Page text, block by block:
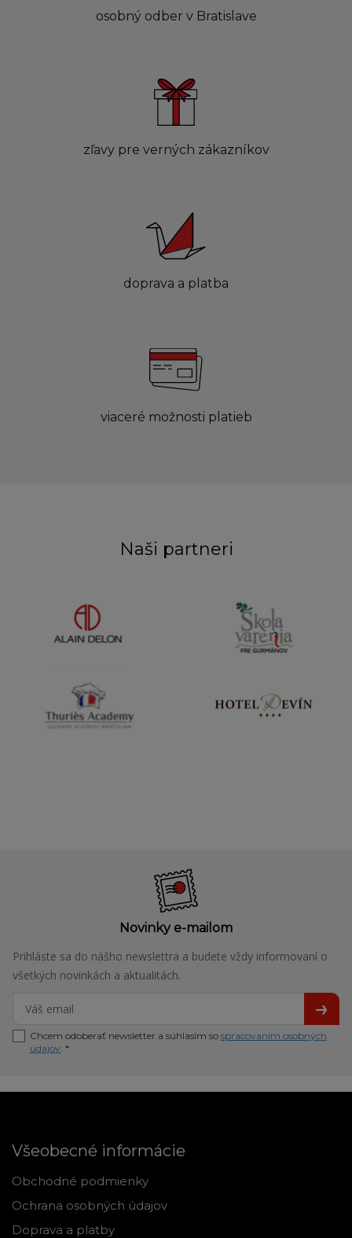
osobný odber v Bratislave
zľavy pre verných zákazníkov
doprava a platba
viaceré možnosti platieb
Naši partneri
Novinky e-mailom
Prihláste sa do nášho newslettra a budete vždy informovaní o
všetkých novinkách a aktualitách.
Chcem odoberať newsletter a súhlasím so spracovaním osobných
údajov. *
Všeobecné informácie
Obchodné podmienky
Ochrana osobných údajov
Doprava a platby